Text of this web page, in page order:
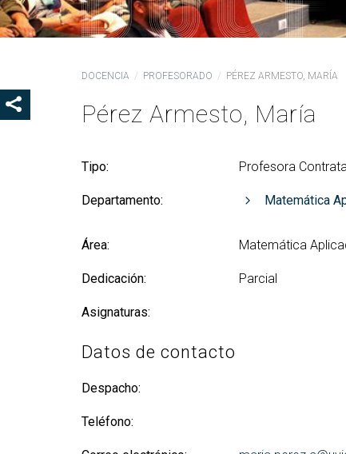
DOCENCIA PROFESORADO PÉREZ ARMESTO, MARÍA
Pérez Armesto, María
Tipo: Profesora
Departamento: Matemática
Área: Matemática
Dedicación: Parcial
Asignaturas:
Datos de contacto
Despacho:
Teléfono:
SHOW SHARE BUTTONS